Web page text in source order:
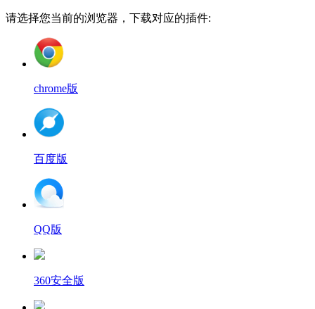
请选择您当前的浏览器，下载对应的插件:
chrome版
百度版
QQ版
360安全版